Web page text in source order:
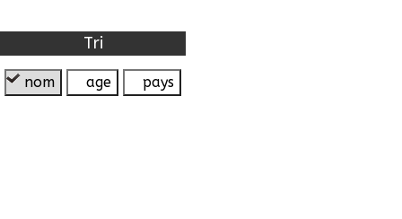
Tri
nom age pays